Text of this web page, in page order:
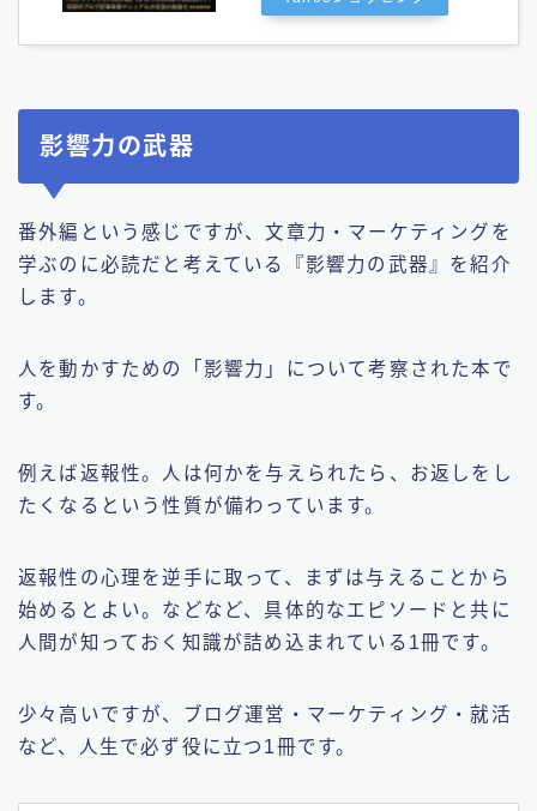
影響力の武器
番外編という感じですが、文章力・マーケティングを
学ぶのに必読だと考えている『影響力の武器』を紹介
します。
人を動かすための「影響力」について考察された本で
す。
例えば返報性。人は何かを与えられたら、お返しをし
たくなるという性質が備わっています。
返報性の心理を逆手に取って、まずは与えることから
始めるとよい。などなど、具体的なエピソードと共に
人間が知っておく知識が詰め込まれている1冊です。
少々高いですが、ブログ運営・マーケティング・就活
など、人生で必ず役に立つ1冊です。